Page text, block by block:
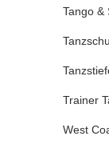
Tango &
Trainer
West